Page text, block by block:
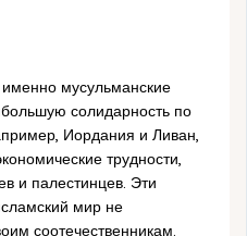
мусульманские
солидарность по
Иордания и Ливан,
трудности,
и палестинцев. Эти
мир не
соотечественникам.